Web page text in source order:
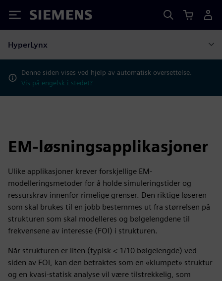
Siemens
HyperLynx
Denne siden vises ved hjelp av automatisk oversettelse.
Vis på engelsk i stedet?
EM-løsningsapplikasjoner
Ulike applikasjoner krever forskjellige EM-
modelleringsmetoder for å holde simuleringstider og
ressurskrav innenfor rimelige grenser. Den riktige løseren
som skal brukes til en jobb bestemmes ut fra størrelsen på
strukturen som skal modelleres og bølgelengdene til
frekvensene av interesse (FOI) i strukturen.
Når strukturen er liten (typisk < 1/10 bølgelengde) ved
siden av FOI, kan den betraktes som en «klumpet» struktur
og en kvasi-statisk analyse vil være tilstrekkelig, som